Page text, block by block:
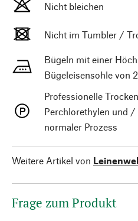
Nicht bleichen
Nicht im Tumbler /
Bügeln mit einer
Bügeleisensohle von
Professionelle
Perchlorethylen und
normaler Prozess
Weitere Artikel von
Frage zum Produkt